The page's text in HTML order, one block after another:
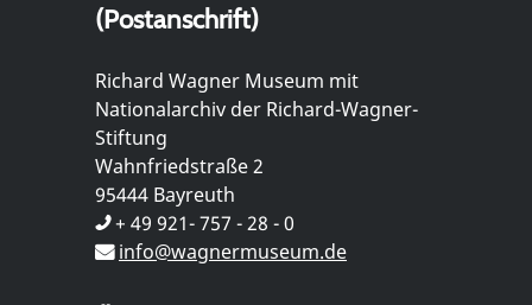
(Postanschrift)
Richard Wagner Museum mit
Nationalarchiv der Richard-Wagner-
Stiftung
Wahnfriedstraße 2
95444 Bayreuth
+ 49 921- 757 - 28 - 0
info@wagnermuseum.de